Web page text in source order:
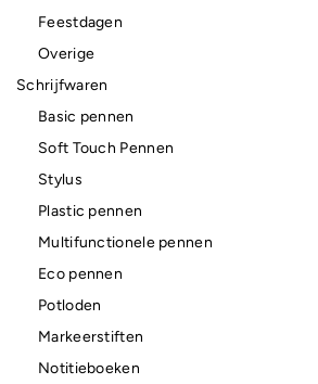
Feestdagen
Overige
Schrijfwaren
Basic pennen
Soft Touch Pennen
Stylus
Plastic pennen
Multifunctionele pennen
Eco pennen
Potloden
Markeerstiften
Notitieboeken